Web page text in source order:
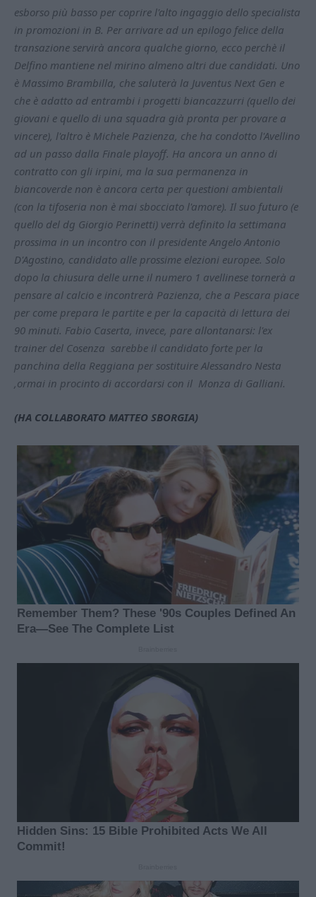
esborso più basso per coprire l'alto ingaggio dello specialista
in promozioni in B. Per arrivare ad un epilogo felice della
transazione servirà ancora qualche giorno, ecco perchè il
Delfino mantiene nel mirino almeno altri due candidati. Uno
è Massimo Brambilla, che saluterà la Juventus Next Gen e
che è adatto ad entrambi i progetti biancazzurri (quello dei
giovani e quello di una squadra già pronta per provare a
vincere), l'altro è Michele Pazienza, che ha condotto l'Avellino
ad un passo dalla Finale playoff. Ha ancora un anno di
contratto con gli irpini, ma la sua permanenza in
biancoverde non è ancora certa per questioni ambientali
(con la tifoseria non è mai sbocciato l'amore). Il suo futuro (e
quello del dg Giorgio Perinetti) verrà definito la settimana
prossima in un incontro con il presidente Angelo Antonio
D'Agostino, candidato alle prossime elezioni europee. Solo
dopo la chiusura delle urne il numero 1 avellinese tornerà a
pensare al calcio e incontrerà Pazienza, che a Pescara piace
per come prepara le partite e per la capacità di lettura dei
90 minuti. Fabio Caserta, invece, pare allontanarsi: l'ex
trainer del Cosenza sarebbe il candidato forte per la
panchina della Reggiana per sostituire Alessandro Nesta
,ormai in procinto di accordarsi con il Monza di Galliani.
(HA COLLABORATO MATTEO SBORGIA)